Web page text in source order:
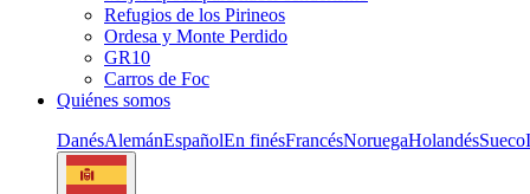
Refugios de los Pirineos
Ordesa y Monte Perdido
GR10
Carros de Foc
Quiénes somos
DanésAlemánEspañolEn finésFrancésNoruegaHolandésSueco